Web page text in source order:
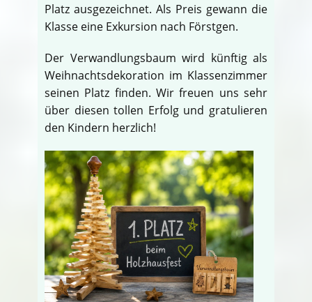
Platz ausgezeichnet. Als Preis gewann die
Klasse eine Exkursion nach Förstgen.
Der Verwandlungsbaum wird künftig als
Weihnachtsdekoration im Klassenzimmer
seinen Platz finden. Wir freuen uns sehr
über diesen tollen Erfolg und gratulieren
den Kindern herzlich!